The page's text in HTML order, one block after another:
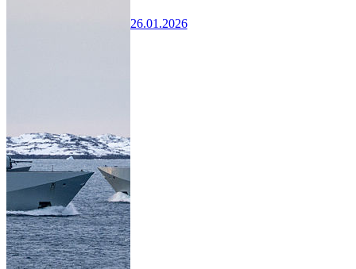
26.01.2026